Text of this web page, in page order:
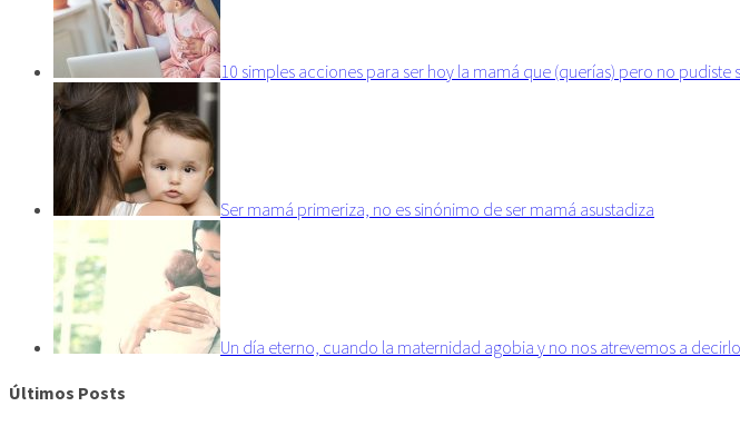
10 simples acciones para ser hoy la mamá que (querías) pero no pudiste
Ser mamá primeriza, no es sinónimo de ser mamá asustadiza
Un día eterno, cuando la maternidad agobia y no nos atrevemos a decirlo
Últimos Posts